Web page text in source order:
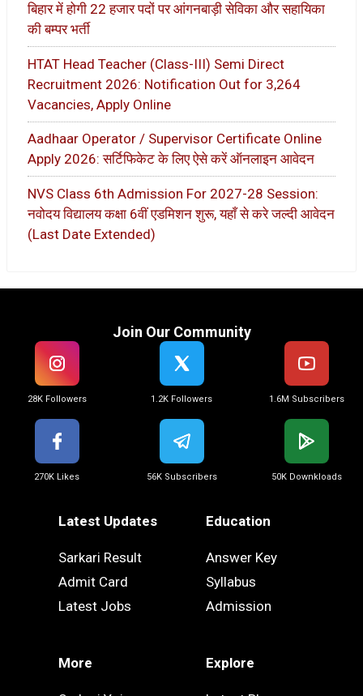
बिहार में होगी 22 हजार पदों पर आंगनबाड़ी सेविका और सहायिका
की बम्पर भर्ती
HTAT Head Teacher (Class-III) Semi Direct
Recruitment 2026: Notification Out for 3,264
Vacancies, Apply Online
Aadhaar Operator / Supervisor Certificate Online
Apply 2026: सर्टिफिकेट के लिए ऐसे करें ऑनलाइन आवेदन
NVS Class 6th Admission For 2027-28 Session:
नवोदय विद्यालय कक्षा 6वीं एडमिशन शुरू, यहाँ से करे जल्दी आवेदन
(Last Date Extended)
Join Our Community
28K Followers 1.2K Followers 1.6M Subscribers
270K Likes 56K Subscribers 50K Downkloads
Latest Updates
Sarkari Result
Admit Card
Latest Jobs
Education
Answer Key
Syllabus
Admission
More Explore